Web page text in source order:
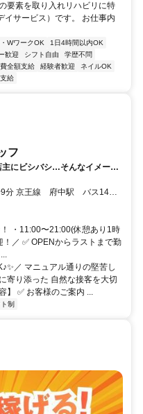
要素を取り入れリハビリに特
イサービス）です。 お仕事内
WワークOK
1日4時間以内OK
歓迎 シフト自由
学歴不問
全額支給 経験者歓迎
ネイルOK
給
フ
にビシバシ…そんなイメージ
慢は、「チームワーク」と働
覚えられます⭐️
・11:00〜21:00(休憩あり1時
／ ✅ OPENからラストまで勤
／ マニュアル通りの堅苦し
寄り添った 自然な接客を大切
】 ✅ お客様のご案内 ...
制